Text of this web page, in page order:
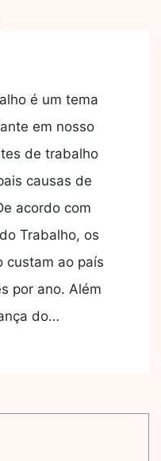
é um tema
em nosso
de trabalho
causas de
acordo com
Trabalho, os
custam ao país
por ano. Além
do…